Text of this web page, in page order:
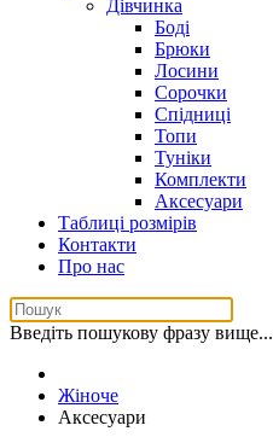
Дівчинка
Боді
Брюки
Лосини
Сорочки
Спідниці
Топи
Туніки
Комплекти
Аксесуари
Таблиці розмірів
Контакти
Про нас
Введіть пошукову фразу вище...
Жіноче
Аксесуари